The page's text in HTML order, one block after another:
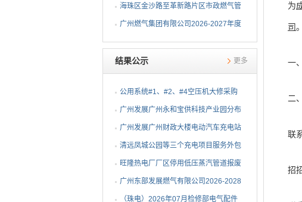
为
司
一
二
联
招
EPC总承包招标公告
海珠区金沙路至革新路片区市政燃气管
网更新工程招标公告
广州燃气集团有限公司2026-2027年度
燃气用埋地聚乙烯（PE1...
结果公示 更多
公用系统#1、#2、#4空压机大修采购
结果公告
⼴州发展⼴州永和宝供科技产业园分布
式光伏项⽬可⾏性研究...
广州发展广州财政大楼电动汽车充电站
项目采购结果公告
清远凤城公园等三个充电项目服务外包
项目采购结果公告
旺隆热电厂厂区停用低压蒸汽管道报废
拆除及废旧物资处置项...
广州东部发展燃气有限公司2026-2028
年非开挖燃气管道精确...
（珠电）2026年07月检修部电气配件